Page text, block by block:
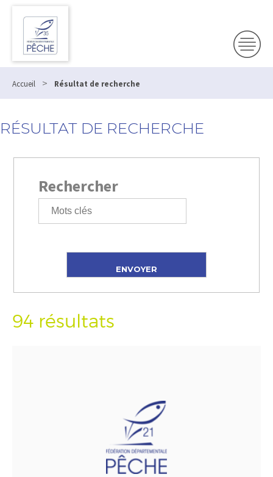
Accueil > Résultat de recherche
RÉSULTAT DE RECHERCHE
Rechercher
94 résultats